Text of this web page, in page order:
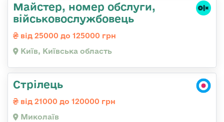
Майстер, номер обслуги,
військовослужбовець
від 25000 до 125000 грн
Київ, Київська область
Стрілець
від 21000 до 120000 грн
Миколаїв